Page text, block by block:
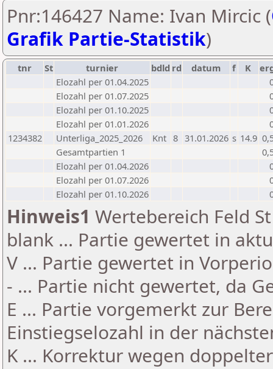
Pnr:146427 Name: Ivan Mircic (
Grafik Partie-Statistik)
tnr St turnier bdld rd datum f K
Elozahl per 01.04.2025
Elozahl per 01.07.2025
Elozahl per 01.10.2025
Elozahl per 01.01.2026
1234382
Unterliga_2025_2026 Knt 8 31.01.2026 s 14.9
Gesamtpartien 1
Elozahl per 01.04.2026
Elozahl per 01.07.2026
Elozahl per 01.10.2026
Hinweis1 Wertebereich Feld
blank ... Partie gewertet in
V ... Partie gewertet in
- ... Partie nicht gewertet, da
E ... Partie vorgemerkt zur
Einstiegselozahl in der
K ... Korrektur wegen